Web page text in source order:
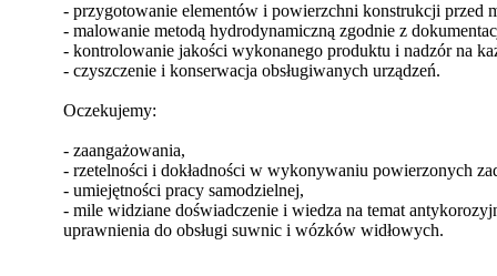
- przygotowanie elementów i powierzchni konstrukcji przed
- malowanie metodą hydrodynamiczną zgodnie z
- kontrolowanie jakości wykonanego produktu i nadzór na
- czyszczenie i konserwacja obsługiwanych urządzeń.
Oczekujemy:
- zaangażowania,
- rzetelności i dokładności w wykonywaniu powierzonych
- umiejętności pracy samodzielnej,
- mile widziane doświadczenie i wiedza na temat
uprawnienia do obsługi suwnic i wózków widłowych.